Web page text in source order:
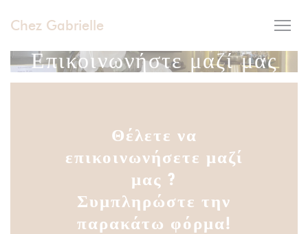
Chez Gabrielle
Επικοινωνήστε μαζί μας
Θέλετε να
επικοινωνήσετε μαζί
μας ?
Συμπληρώστε την
παρακάτω φόρμα!